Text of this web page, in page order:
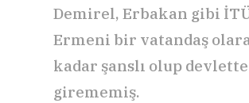
Demirel, Erbakan gibi
Ermeni bir vatandaş
kadar şanslı olup
girememiş.